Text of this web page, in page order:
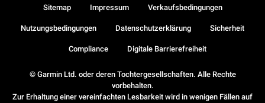
© Garmin Ltd. oder deren Tochtergesellschaften. Alle Rechte
vorbehalten.
Zur Erhaltung einer vereinfachten Lesbarkeit wird in wenigen Fällen auf
Sitemap Impressum Verkaufsbedingungen
Nutzungsbedingungen Datenschutzerklärung Sicherheit
Compliance Digitale Barrierefreiheit